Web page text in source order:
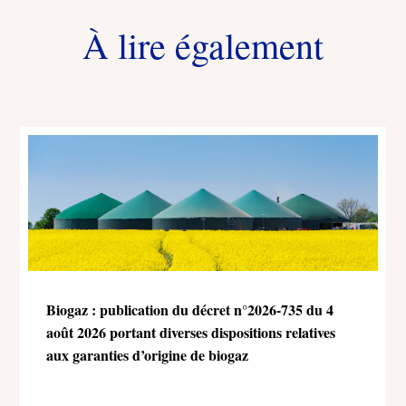
À lire également
Biogaz : publication du décret n°2026-735 du 4
août 2026 portant diverses dispositions relatives
aux garanties d’origine de biogaz